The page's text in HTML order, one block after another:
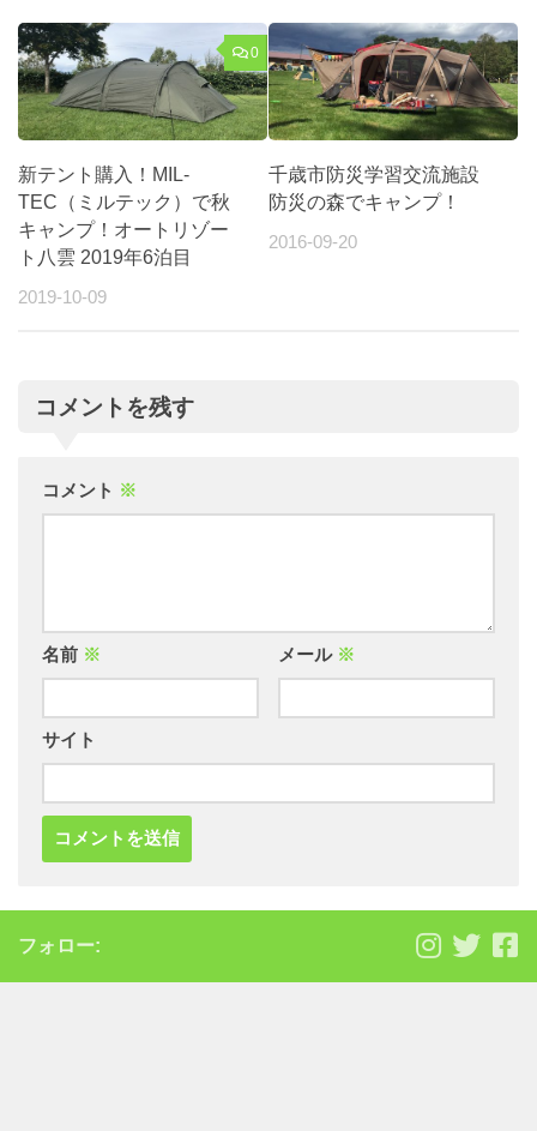
0
新テント購入！MIL-
TEC（ミルテック）で秋
キャンプ！オートリゾー
ト八雲 2019年6泊目
2019-10-09
千歳市防災学習交流施設
防災の森でキャンプ！
2016-09-20
コメントを残す
コメント ※
名前 ※ メール ※
サイト
フォロー: